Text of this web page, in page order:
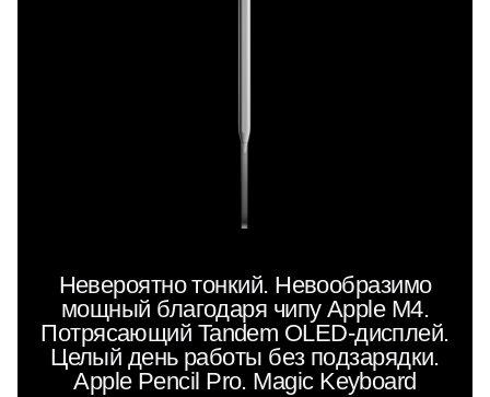
Невероятно тонкий. Невообразимо
мощный благодаря чипу Apple M4.
Потрясающий Tandem OLED-дисплей.
Целый день работы без подзарядки.
Apple Pencil Pro. Magic Keyboard